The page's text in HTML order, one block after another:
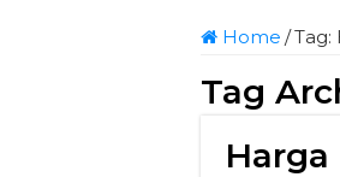
Home /Tag:
Tag